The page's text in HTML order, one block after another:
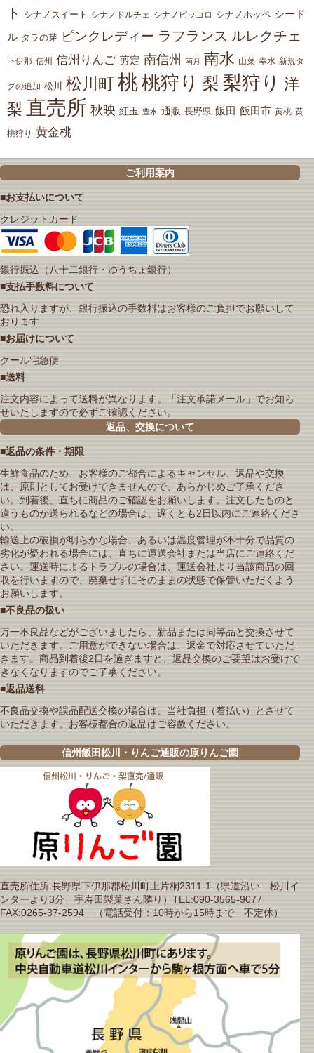
ト
シナノスイート シナノドルチェ シナノピッコロ シナノホッペ シード
ル タラの芽 ピンクレディー ラフランス ルレクチェ
下伊那 信州 信州りんご 剪定 南信州 南月 南水 山菜 幸水 新規タ
グの追加 松川 松川町 桃桃狩り 梨 梨狩り 洋
梨 直売所 秋映 紅玉 豊水 通販 長野県 飯田 飯田市 黄桃 黄
桃狩り 黄金桃
ご利用案内
■お支払いについて
クレジットカード
銀行振込（八十二銀行・ゆうちょ銀行）
■支払手数料について
恐れ入りますが、銀行振込の手数料はお客様のご負担でお願いして
おります
■お届けについて
クール宅急便
■送料
注文内容によって送料が異なります。「注文承諾メール」でお知ら
せいたしますので必ずご確認ください。
返品、交換について
■返品の条件・期限
生鮮食品のため、お客様のご都合によるキャンセル、返品や交換
は、原則としてお受けできませんので、あらかじめご了承くださ
い。到着後、直ちに商品のご確認をお願いします。注文したものと
違うものが送られるなどの場合は、遅くとも2日以内にご連絡くださ
い。
輸送上の破損が明らかな場合、あるいは温度管理が不十分で品質の
劣化が疑われる場合には、直ちに運送会社または当店にご連絡くだ
さい。運送時によるトラブルの場合は、運送会社より当該商品の回
収を行いますので、廃棄せずにそのままの状態で保管いただくよう
お願いします。
■不良品の扱い
万一不良品などがございましたら、新品または同等品と交換させて
いただきます。ご用意ができない場合は、返金で対応させていただ
きます。商品到着後2日を過ぎますと、返品交換のご要望はお受けで
きなくなりますのでご了承ください。
■返品送料
不良品交換や誤品配送交換の場合は、当社負担（着払い）とさせて
いただきます。お客様都合の返品はご容赦ください。
信州飯田松川・りんご通販の原りんご園
直売所住所 長野県下伊那郡松川町上片桐2311-1（県道沿い 松川イ
ンターより3分 宇寿田製菓さん隣り）TEL:090-3565-9077
FAX:0265-37-2594 （電話受付：10時から15時まで 不定休）